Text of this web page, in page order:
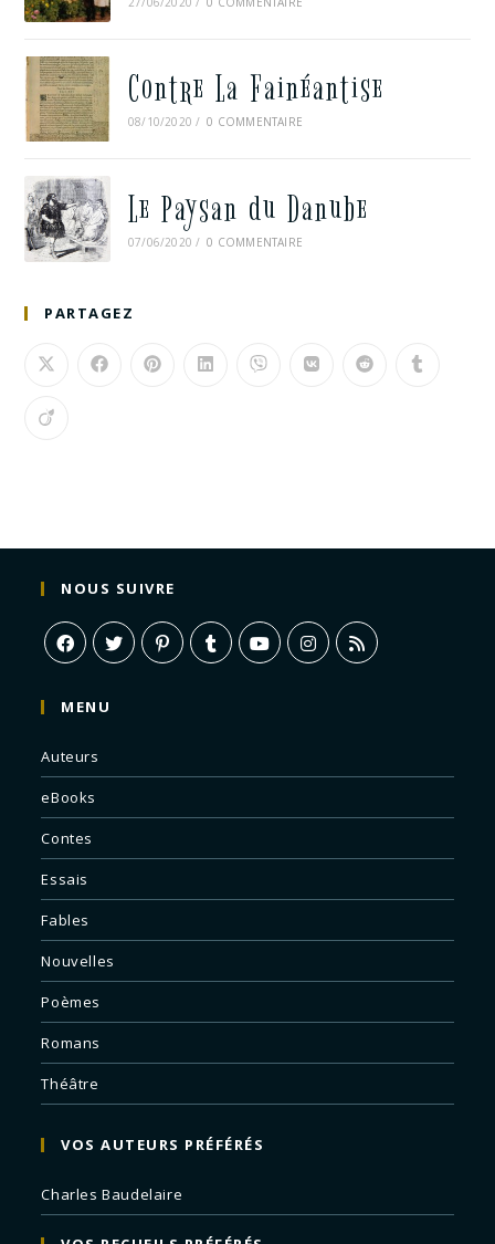
Contre La Fainéantise
08/10/2020 / 0 COMMENTAIRE
Le Paysan du Danube
07/06/2020 / 0 COMMENTAIRE
PARTAGEZ
NOUS SUIVRE
MENU
Auteurs
eBooks
Contes
Essais
Fables
Nouvelles
Poèmes
Romans
Théâtre
VOS AUTEURS PRÉFÉRÉS
Charles Baudelaire